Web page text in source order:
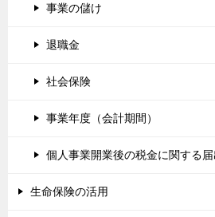
事業の儲け
退職金
社会保険
事業年度（会計期間）
個人事業開業後の税金に関する
生命保険の活用